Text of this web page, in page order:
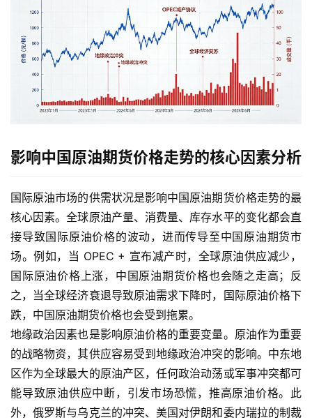
影响中国原油期货价格走势的核心因素分析
国际原油市场的供需状况是影响中国原油期货价格走势的最
核心因素。全球原油产量、消费量、库存水平的变化都会直
接导致国际原油价格的波动，进而传导至中国原油期货市
场。例如，当 OPEC + 宣布减产时，全球原油供应减少，
国际原油价格上涨，中国原油期货价格也会随之走高；反
之，当全球经济衰退导致原油需求下降时，国际原油价格下
跌，中国原油期货价格也会受到拖累。
地缘政治因素也是影响原油价格的重要变量。原油作为重要
的战略物资，其供应容易受到地缘政治冲突的影响。中东地
区作为全球最大的原油产区，任何政治动荡或军事冲突都可
能导致原油供应中断，引发市场恐慌，推高原油价格。此
外，俄罗斯与乌克兰的冲突、美国对伊朗和委内瑞拉的制裁